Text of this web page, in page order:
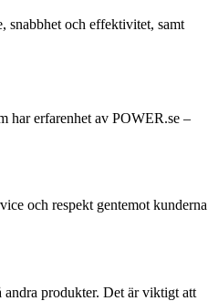
snabbhet och effektivitet, samt
har erfarenhet av POWER.se –
och respekt gentemot kunderna
andra produkter. Det är viktigt att